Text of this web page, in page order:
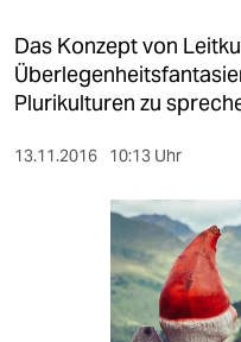
gesellschaft
kultur
wahrheit
Das Konzept von
Plurikulturen zu
13.11.2016 10:13 Uhr